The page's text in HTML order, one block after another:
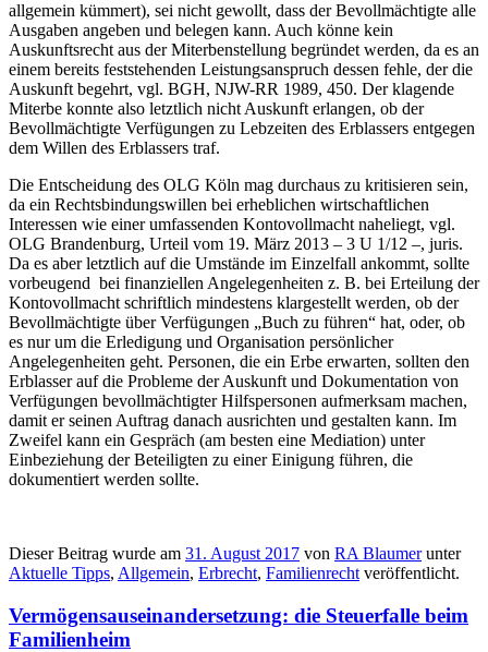
allgemein kümmert), sei nicht gewollt, dass der Bevollmächtigte alle
Ausgaben angeben und belegen kann. Auch könne kein
Auskunftsrecht aus der Miterbenstellung begründet werden, da es an
einem bereits feststehenden Leistungsanspruch dessen fehle, der die
Auskunft begehrt, vgl. BGH, NJW-RR 1989, 450. Der klagende
Miterbe konnte also letztlich nicht Auskunft erlangen, ob der
Bevollmächtigte Verfügungen zu Lebzeiten des Erblassers entgegen
dem Willen des Erblassers traf.
Die Entscheidung des OLG Köln mag durchaus zu kritisieren sein,
da ein Rechtsbindungswillen bei erheblichen wirtschaftlichen
Interessen wie einer umfassenden Kontovollmacht naheliegt, vgl.
OLG Brandenburg, Urteil vom 19. März 2013 – 3 U 1/12 –, juris.
Da es aber letztlich auf die Umstände im Einzelfall ankommt, sollte
vorbeugend bei finanziellen Angelegenheiten z. B. bei Erteilung der
Kontovollmacht schriftlich mindestens klargestellt werden, ob der
Bevollmächtigte über Verfügungen „Buch zu führen“ hat, oder, ob
es nur um die Erledigung und Organisation persönlicher
Angelegenheiten geht. Personen, die ein Erbe erwarten, sollten den
Erblasser auf die Probleme der Auskunft und Dokumentation von
Verfügungen bevollmächtigter Hilfspersonen aufmerksam machen,
damit er seinen Auftrag danach ausrichten und gestalten kann. Im
Zweifel kann ein Gespräch (am besten eine Mediation) unter
Einbeziehung der Beteiligten zu einer Einigung führen, die
dokumentiert werden sollte.
Dieser Beitrag wurde am 31. August 2017 von RA Blaumerunter
Aktuelle Tipps, Allgemein, Erbrecht, Familienrecht veröffentlicht.
Vermögensauseinandersetzung: die Steuerfalle beim
Familienheim